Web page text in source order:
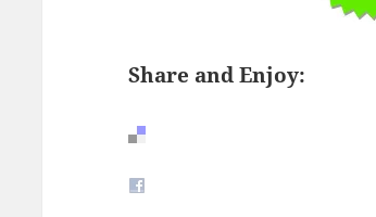
Share and Enjoy: